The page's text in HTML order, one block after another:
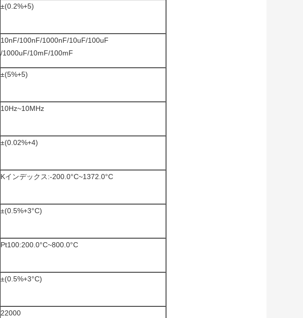
±(0.2%+5)
10nF/100nF/1000nF/10uF/100uF
/1000uF/10mF/100mF
±(5%+5)
10Hz~10MHz
±(0.02%+4)
Kインデックス:-200.0°C~1372.0°C
±(0.5%+3°C)
Pt100:200.0°C~800.0°C
±(0.5%+3°C)
22000